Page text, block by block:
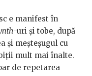
e manifest în
-uri și tobe, după
și meșteșugul cu
mult mai înalte.
de repetarea